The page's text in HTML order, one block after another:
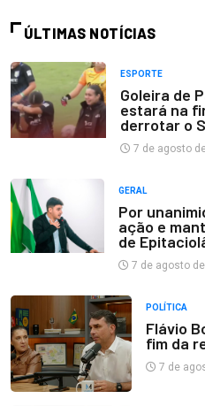
ÚLTIMAS NOTÍCIAS
ESPORTE
Goleira de
estará na
derrotar o
7 de agosto
GERAL
Por
ação e
de
7 de agosto
POLÍTICA
Flávio
fim da
7 de